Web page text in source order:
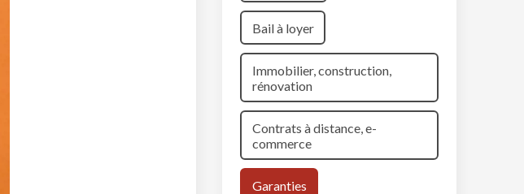
Bail à loyer
Immobilier, construction,
rénovation
Contrats à distance, e-
commerce
Garanties